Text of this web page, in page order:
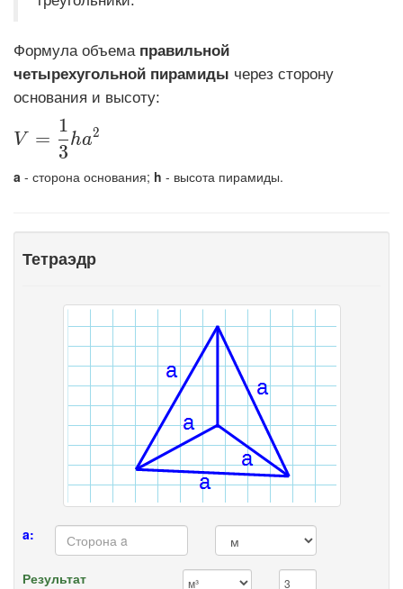
Формула объема правильной
четырехугольной пирамиды через сторону
основания и высоту:
\displaystyle V=\frac{1}{3}ha^2
V =
3
1
ha2
a - сторона основания; h - высота пирамиды.
Тетраэдр
a:
Результат